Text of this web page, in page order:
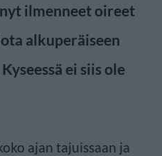
ilmenneet oireet
alkuperäiseen
ei siis ole
ajan tajuissaan ja